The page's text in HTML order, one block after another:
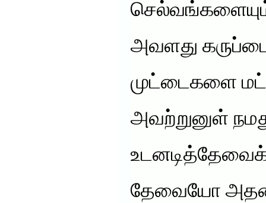
அவளது
முட்டைகளை
அவற்றுனுள்
தேவையோ